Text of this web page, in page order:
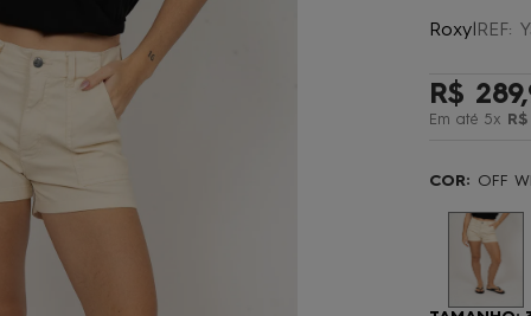
Roxy| REF:
R$ 289,
Em até 5x R$
COR: OFF
º
mochila
moletom
º
º
boardshort
vestido
oculos